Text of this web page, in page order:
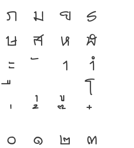
ภ ม ย
ร
ษ ส ห
ฬ
ะ า
ำ
โ
๐ ๑ ๒
๓